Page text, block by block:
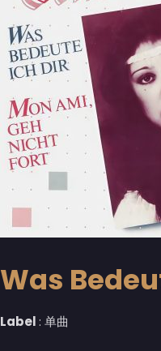
Was
Label: 单曲